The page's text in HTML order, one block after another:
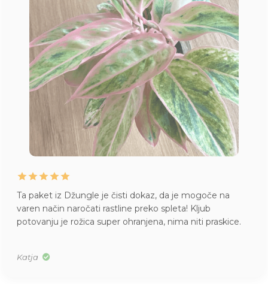
Ta paket iz Džungle je čisti dokaz, da je mogoče na
varen način naročati rastline preko spleta! Kljub
potovanju je rožica super ohranjena, nima niti praskice.
Katja